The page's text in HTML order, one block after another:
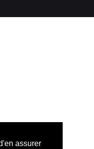
assurer